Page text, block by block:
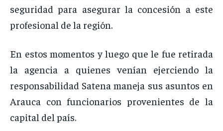
seguridad para asegurar la concesión a este
profesional de la región.
En estos momentos y luego que le fue retirada
la agencia a quienes venían ejerciendo la
responsabilidad Satena maneja sus asuntos en
Arauca con funcionarios provenientes de la
capital del país.